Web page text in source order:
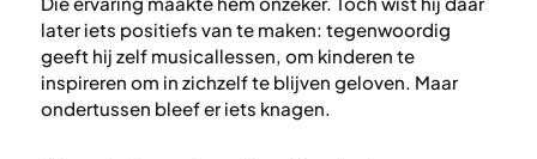
later iets positiefs van te maken: tegenwoordig
geeft hij zelf musicallessen, om kinderen te
inspireren om in zichzelf te blijven geloven. Maar
ondertussen bleef er iets knagen.